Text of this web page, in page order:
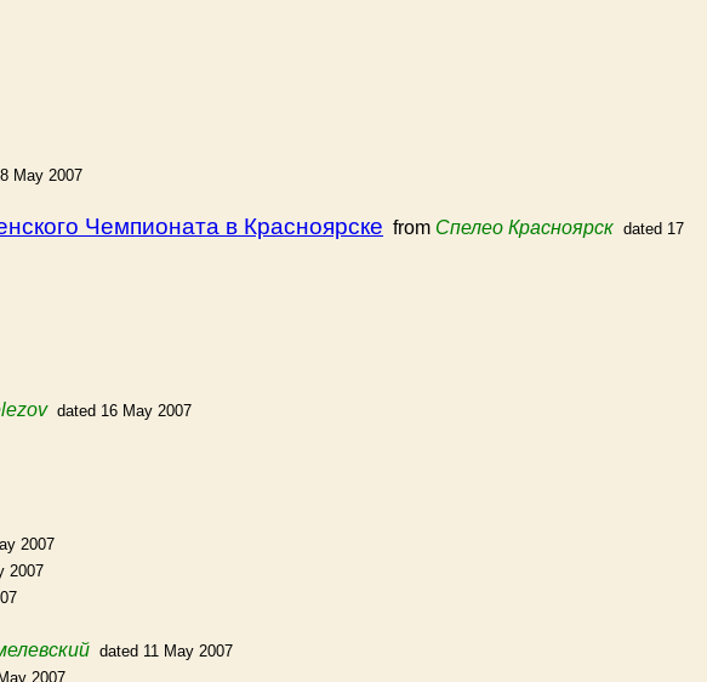
May 2007
Чемпионата в Красноярске from Спелео Красноярск dated 17
dated 16 May 2007
2007
2007
dated 11 May 2007
2007